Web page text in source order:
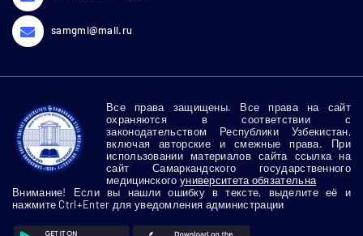
samgmi@mail.ru
Все права защищены. Все права на сайт
охраняются в соответствии с
законодательством Республики Узбекистан,
включая авторские и смежные права. При
использовании материалов сайта ссылка на
сайт Самаркандского государственного
медицинского университета обязательна
Внимание! Если вы нашли ошибку в тексте, выделите её и
нажмите Ctrl+Enter для уведомления администрации